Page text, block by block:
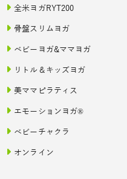
全米ヨガRYT200
骨盤スリムヨガ
ベビーヨガ&ママヨガ
リトル＆キッズヨガ
美ママピラティス
エモーションヨガ®
ベビーチャクラ
オンライン